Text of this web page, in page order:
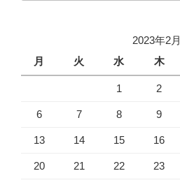
ッ
2023年2月
月
火 水 木
1 2
6 7 8 9
13 14 15 16
20 21 22 23